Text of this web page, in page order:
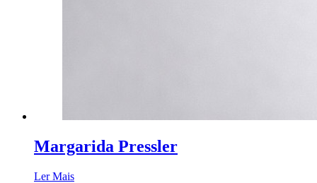
Margarida Pressler
Ler Mais